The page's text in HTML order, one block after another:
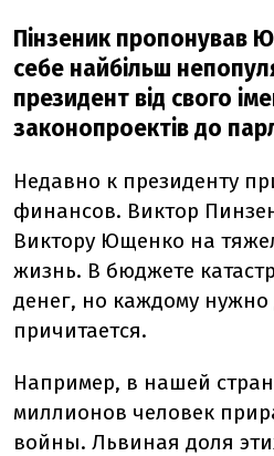
Пінзеник пропонував
себе найбільш
президент від свого
законопроектів до
Недавно к президенту
финансов. Виктор
Виктору Ющенко на
жизнь. В бюджете
денег, но каждому нужно
причитается.
Например, в нашей
миллионов человек
войны. Львиная доля